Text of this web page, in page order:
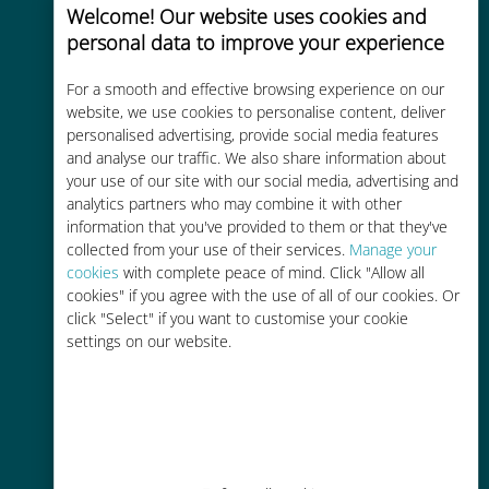
Welcome! Our website uses cookies and
personal data to improve your experience
For a smooth and effective browsing experience on our
website, we use cookies to personalise content, deliver
personalised advertising, provide social media features
and analyse our traffic. We also share information about
your use of our site with our social media, advertising and
analytics partners who may combine it with other
information that you've provided to them or that they've
collected from your use of their services. Manage your
cookies with complete peace of mind. Click "Allow all
cookies" if you agree with the use of all of our cookies. Or
click "Select" if you want to customise your cookie
settings on our website.
Uygun maliyetli
Mevcut operatörünüzle dolaşım
ücretlerinden %90'a kadar daha
ucuz
Kolay doldurma